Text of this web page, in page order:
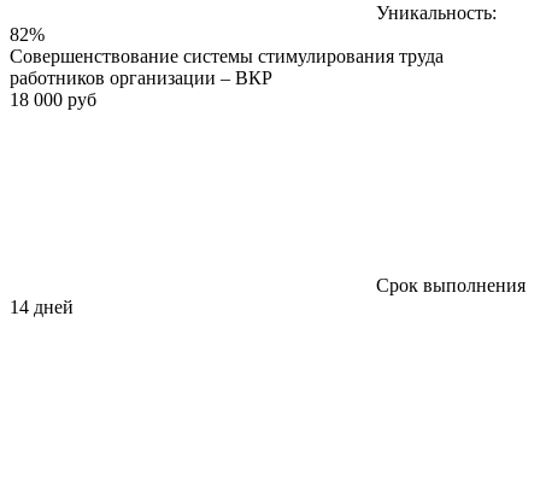
Уникальность:
82%
Совершенствование системы стимулирования труда
работников организации – ВКР
18 000 руб
Срок выполнения
14 дней